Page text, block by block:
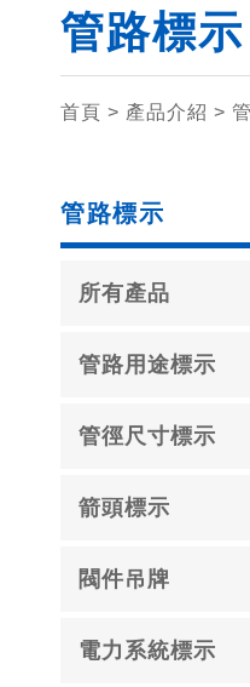
管路標示
首頁 > 產品介紹 >
管路標示
所有產品
管路用途標示
管徑尺寸標示
箭頭標示
閥件吊牌
電力系統標示